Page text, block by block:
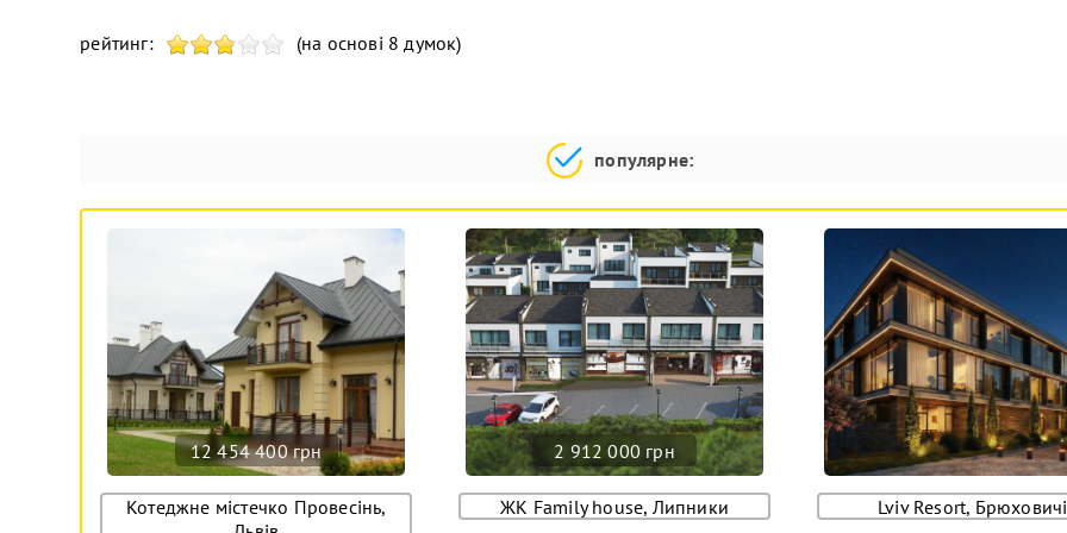
рейтинг: (на основі 8 думок)
популярне:
12 454 400 грн
Котеджне містечко Провесінь,
2 912 000 грн
ЖК Family house, Липники Lviv Resort, Брюховичі